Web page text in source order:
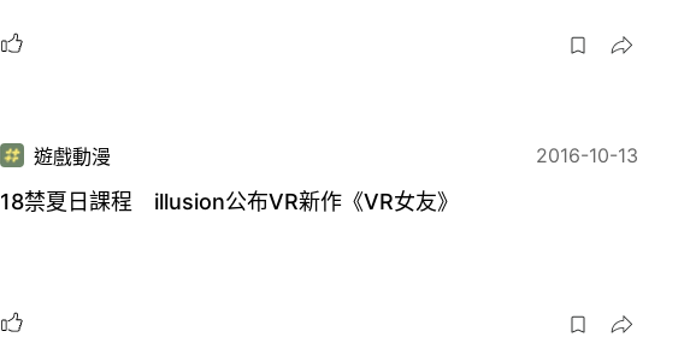
遊戲動漫 2016-10-13
18禁夏日課程 illusion公布VR新作《VR女友》